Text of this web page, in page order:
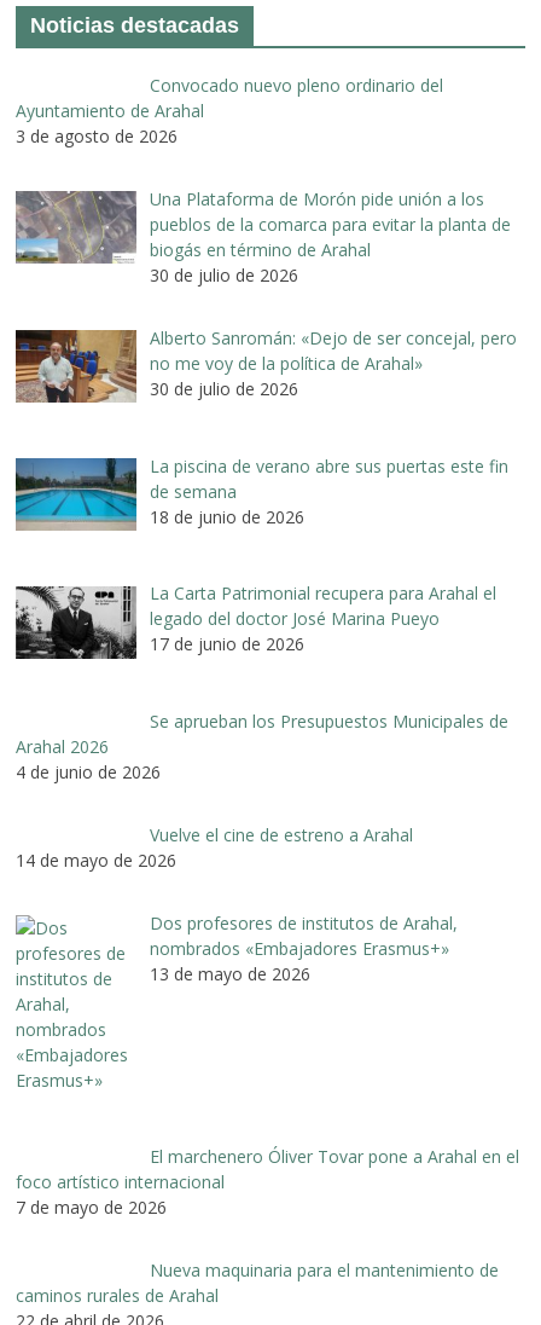
Noticias destacadas
Convocado nuevo pleno ordinario del
Ayuntamiento de Arahal
3 de agosto de 2026
Una Plataforma de Morón pide unión a los
pueblos de la comarca para evitar la planta de
biogás en término de Arahal
30 de julio de 2026
Alberto Sanromán: «Dejo de ser concejal, pero
no me voy de la política de Arahal»
30 de julio de 2026
La piscina de verano abre sus puertas este fin
de semana
18 de junio de 2026
La Carta Patrimonial recupera para Arahal el
legado del doctor José Marina Pueyo
17 de junio de 2026
Se aprueban los Presupuestos Municipales de
Arahal 2026
4 de junio de 2026
Vuelve el cine de estreno a Arahal
14 de mayo de 2026
Dos profesores de institutos de Arahal,
nombrados «Embajadores Erasmus+»
13 de mayo de 2026
El marchenero Óliver Tovar pone a Arahal en el
foco artístico internacional
7 de mayo de 2026
Nueva maquinaria para el mantenimiento de
caminos rurales de Arahal